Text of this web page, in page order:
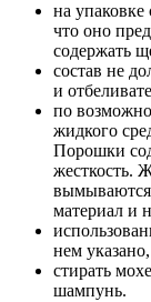
на упаковке
что оно
содержать
состав не
и
по
жидкого
Порошки
жесткость.
материал и
нем
стирать
шампунь.